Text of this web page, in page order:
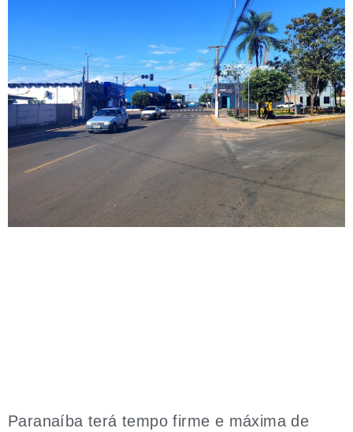
Paranaíba terá tempo firme e máxima de